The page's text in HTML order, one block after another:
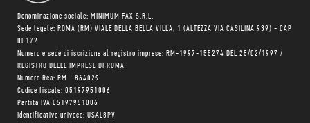
Denominazione sociale: MINIMUM FAX S.R.L.
Sede legale: ROMA (RM) VIALE DELLA BELLA VILLA, 1 (ALTEZZA VIA CASILINA 939) - CAP
00172
Numero e sede di iscrizione al registro imprese: RM-1997-155274 DEL 25/02/1997 /
REGISTRO DELLE IMPRESE DI ROMA
Numero Rea: RM - 864029
Codice fiscale: 05197951006
Partita IVA 05197951006
Identificativo univoco: USAL8PV